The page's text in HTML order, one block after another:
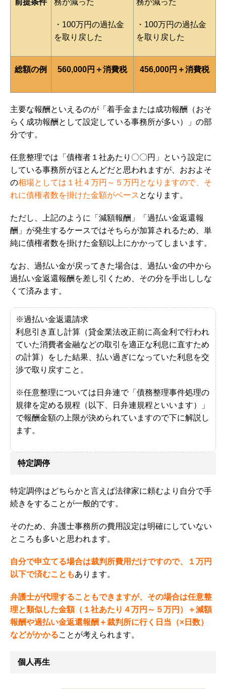
・100万円の過払金
を取り戻した
・100万円の過払金
を取り戻した
総額の例 560,000円＋消費税 456,000円＋消費税
主要な報酬といえるのが「着手金または成功報酬（おそ
らく成功報酬として設定している事務所が多い）」の部
分です。
任意整理では「債権者１社あたり〇〇円」という設定に
している事務所がほとんどだと思われますが、おおよそ
の相場としては １社４万円～５万円となりますので、そ
れに債権者数を掛けた金額がベース となります。
ただし、上記のように「減額報酬」「過払い金返還報
酬」が発生するケースではそちらが加算されるため、単
純に債権者数を掛けた金額以上にかかってしまいます。
なお、過払い金が戻ってきた場合は、過払い金の中から
過払い金返還報酬を差し引くため、その分を手出ししな
くて済みます。
※過払い金返還請求
利息引き直し計算（貸金業法改正前に高金利で行われ
ていた消費者金融などの取引を適正な利息に直すため
の計算）をした結果、払い過ぎになっていた利息を交
渉で取り戻すこと。
※任意整理については日弁連で「債務整理事件処理の
規律を定める規程（以下、日弁連規程といいます）」
で報酬金額の上限が決められていますので下に解説し
ます。
特定調停
特定調停はどちらかと言えば法律家に頼むより自分で手
続きをすることが一般的です。
そのため、弁護士事務所の費用設定は明確にしていない
ところも多いと思われます。
自分で申立てる場合は裁判所費用だけですので、１万円
以下で済むこともあります。
弁護士が代理することもできますが、その場合は任意整
理と類似した金額（１社あたり４万円～５万円）＋減額
報酬や過払い金返還報酬＋裁判所に行く日当（×日数）
などがかかることが考えられます。
個人再生